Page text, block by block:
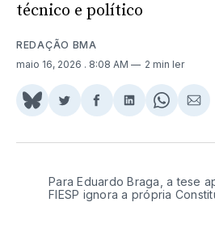
técnico e político
REDAÇÃO BMA
maio 16, 2026 . 8:08 AM 2 min ler
Share
BlueSky
Compartilhar
Twitter
Compartilhar
Facebook
Compartilhar
LinkedIn
Share
Para Eduardo Braga, a tese
FIESP ignora a própria